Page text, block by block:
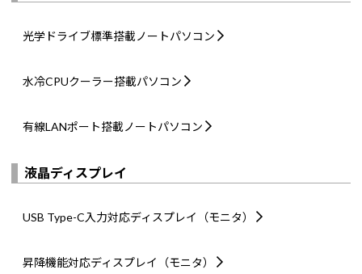
光学ドライブ標準搭載ノートパソコン
水冷CPUクーラー搭載パソコン
有線LANポート搭載ノートパソコン
液晶ディスプレイ
USB Type-C入力対応ディスプレイ（モニタ）
昇降機能対応ディスプレイ（モニタ）